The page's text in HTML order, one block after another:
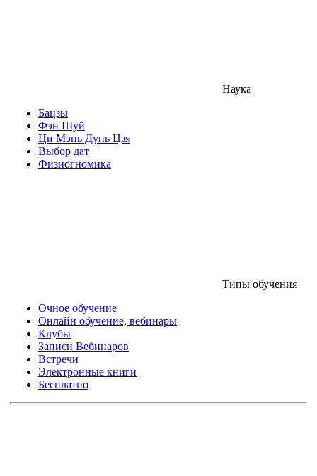
Наука
Бацзы
Фэн Шуй
Ци Мэнь Дунь Цзя
Выбор дат
Физиогномика
Типы обучения
Очное обучение
Онлайн обучение, вебинары
Клубы
Записи Вебинаров
Встречи
Электронные книги
Бесплатно